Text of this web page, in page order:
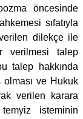
öncesinde
sıfatıyla
verilen dilekçe ile
verilmesi talep
talep hakkında
ve Hukuk
verilen karara
isteminin